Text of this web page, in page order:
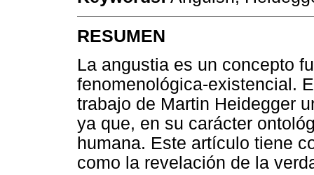
RESUMEN
La angustia es un concepto
fenomenológica-existencial.
trabajo de Martin Heidegger
ya que, en su carácter
humana. Este artículo tiene
como la revelación de la